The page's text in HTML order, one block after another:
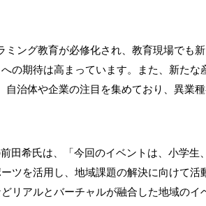
ミング教育が必修化され、教育現場でも
の期待は高まっています。また、新たな
治体や企業の注目を集めており、異業
田希氏は、「今回のイベントは、小学生
ツを活用し、地域課題の解決に向けて活
リアルとバーチャルが融合した地域のイ